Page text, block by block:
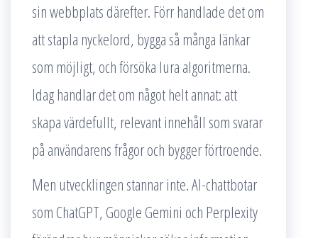
sin webbplats därefter. Förr handlade det om
att stapla nyckelord, bygga så många länkar
som möjligt, och försöka lura algoritmerna.
Idag handlar det om något helt annat: att
skapa värdefullt, relevant innehåll som svarar
på användarens frågor och bygger förtroende.
Men utvecklingen stannar inte. AI-chattbotar
som ChatGPT, Google Gemini och Perplexity